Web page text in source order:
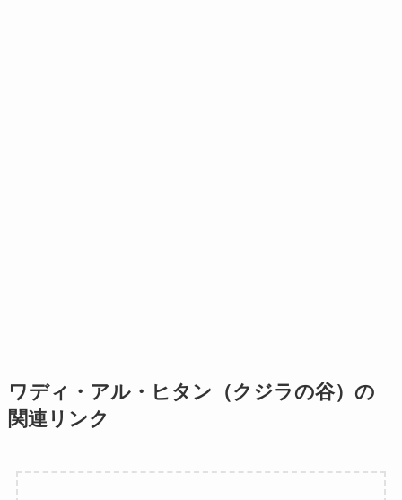
ワディ・アル・ヒタン（クジラの谷）の
関連リンク